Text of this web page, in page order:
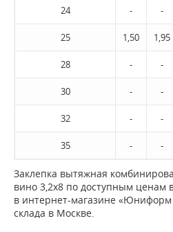
24 - -
25 1,50 1,95
28 - -
30 - -
32 - -
35 - -
Заклепка вытяжная
вино 3,2х8 по доступным ценам
в интернет-магазине «Юниформ
склада в Москве.